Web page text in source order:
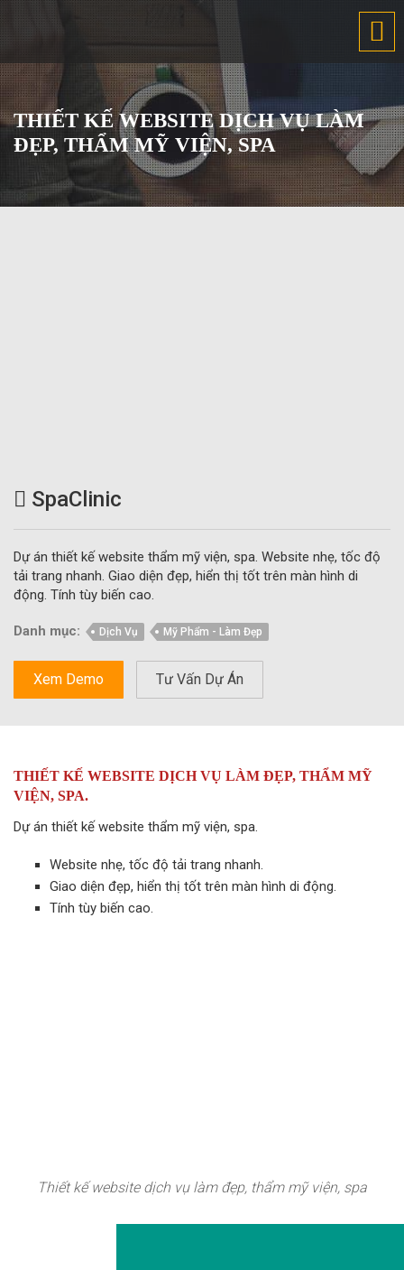
THIẾT KẾ WEBSITE DỊCH VỤ LÀM
ĐẸP, THẨM MỸ VIỆN, SPA
SpaClinic
Dự án thiết kế website thẩm mỹ viện, spa. Website nhẹ, tốc độ
tải trang nhanh. Giao diện đẹp, hiển thị tốt trên màn hình di
động. Tính tùy biến cao.
Danh mục: Dịch Vụ Mỹ Phẩm - Làm Đẹp
Xem Demo Tư Vấn Dự Án
THIẾT KẾ WEBSITE DỊCH VỤ LÀM ĐẸP, THẨM MỸ
VIỆN, SPA.
Dự án thiết kế website thẩm mỹ viện, spa.
Website nhẹ, tốc độ tải trang nhanh.
Giao diện đẹp, hiển thị tốt trên màn hình di động.
Tính tùy biến cao.
Thiết kế website dịch vụ làm đẹp, thẩm mỹ viện, spa